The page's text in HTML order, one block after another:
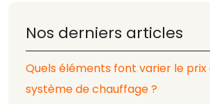
Nos derniers articles
Quels éléments font varier le prix
système de chauffage ?